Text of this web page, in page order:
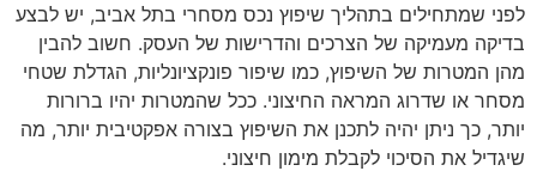
לפני שמתחילים בתהליך שיפוץ נכס מסחרי בתל אביב, יש לבצע
בדיקה מעמיקה של הצרכים והדרישות של העסק. חשוב להבין
מהן המטרות של השיפוץ, כמו שיפור פונקציונליות, הגדלת שטחי
מסחר או שדרוג המראה החיצוני. ככל שהמטרות יהיו ברורות
יותר, כך ניתן יהיה לתכנן את השיפוץ בצורה אפקטיבית יותר, מה
שיגדיל את הסיכוי לקבלת מימון חיצוני.